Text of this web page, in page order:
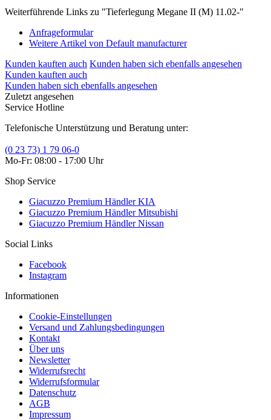
Weiterführende Links zu "Tieferlegung Megane II (M) 11.02-"
Anfrageformular
Weitere Artikel von Default manufacturer
Kunden kauften auch Kunden haben sich ebenfalls angesehen
Kunden kauften auch
Kunden haben sich ebenfalls angesehen
Zuletzt angesehen
Service Hotline
Telefonische Unterstützung und Beratung unter:
(0 23 73) 1 79 06-0
Mo-Fr: 08:00 - 17:00 Uhr
Shop Service
Giacuzzo Premium Händler KIA
Giacuzzo Premium Händler Mitsubishi
Giacuzzo Premium Händler Nissan
Social Links
Facebook
Instagram
Informationen
Cookie-Einstellungen
Versand und Zahlungsbedingungen
Kontakt
Über uns
Newsletter
Widerrufsrecht
Widerrufsformular
Datenschutz
AGB
Impressum